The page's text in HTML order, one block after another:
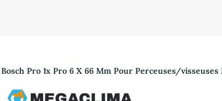
Pro 1x Pro 6 X 66 Mm Pour Perceuses/visseuses